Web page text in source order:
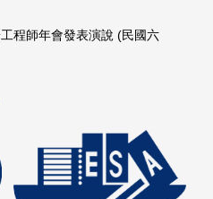
程師年會發表演說 (民國六